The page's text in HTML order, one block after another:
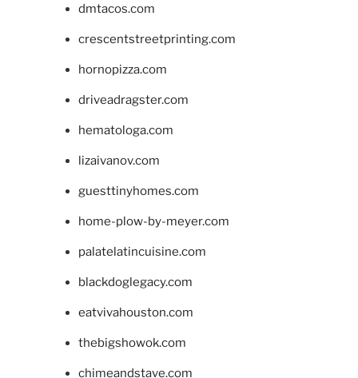
dmtacos.com
crescentstreetprinting.com
hornopizza.com
driveadragster.com
hematologa.com
lizaivanov.com
guesttinyhomes.com
home-plow-by-meyer.com
palatelatincuisine.com
blackdoglegacy.com
eatvivahouston.com
thebigshowok.com
chimeandstave.com